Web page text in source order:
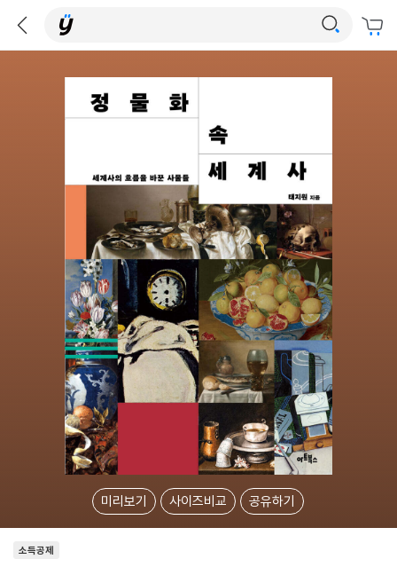
미리보기 사이즈비교 공유하기
소득공제